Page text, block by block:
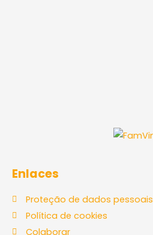
Enlaces
Proteção de dados pessoais
Política de cookies
Colaborar